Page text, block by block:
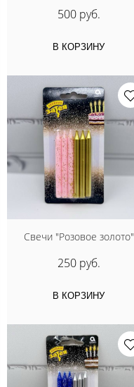
500 руб.
В КОРЗИНУ
Свечи "Розовое золото"
250 руб.
В КОРЗИНУ